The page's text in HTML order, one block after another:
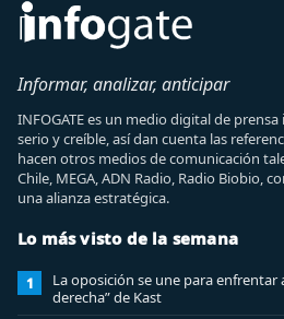
Informar, analizar, anticipar
INFOGATE es un medio digital de
serio y creíble, así dan cuenta las
hacen otros medios de comunicación
Chile, MEGA, ADN Radio, Radio Biobio,
una alianza estratégica.
Lo más visto de la semana
1
La oposición se une para enfrentar
derecha” de Kast